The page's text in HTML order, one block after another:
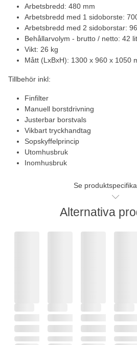
Arbetsbredd: 480 mm
Arbetsbredd med 1 sidoborste:
Arbetsbredd med 2 sidoborstar:
Behållarvolym - brutto / netto: 42
Vikt: 26 kg
Mått (LxBxH): 1300 x 960 x 1050
Tillbehör inkl:
Finfilter
Manuell borstdrivning
Justerbar borstvals
Vikbart tryckhandtag
Sopskyffelprincip
Utomhusbruk
Inomhusbruk
Se
Alternativa